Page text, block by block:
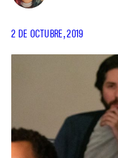
2 DE OCTUBRE, 2019